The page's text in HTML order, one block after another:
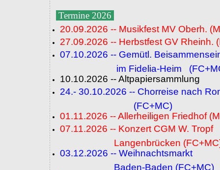
Termine 2026
20.09.2026 -- Musikfest MV Oberh.
27.09.2026 -- Herbstfest GV Rheinh.
07.10.2026 -- Gemütl.
im Fidelia-Heim
10.10.2026 -- Altpapiersammlung
24.- 30.10.2026 -- Chorreise nach
(FC+MC)
01.11.2026 -- Allerheiligen Friedhof
07.11.2026 -- Konzert CGM W. Tropf
Langenbrücken
03.12.2026 -- Weihnachtsmarkt
Baden-Baden (FC+MC)